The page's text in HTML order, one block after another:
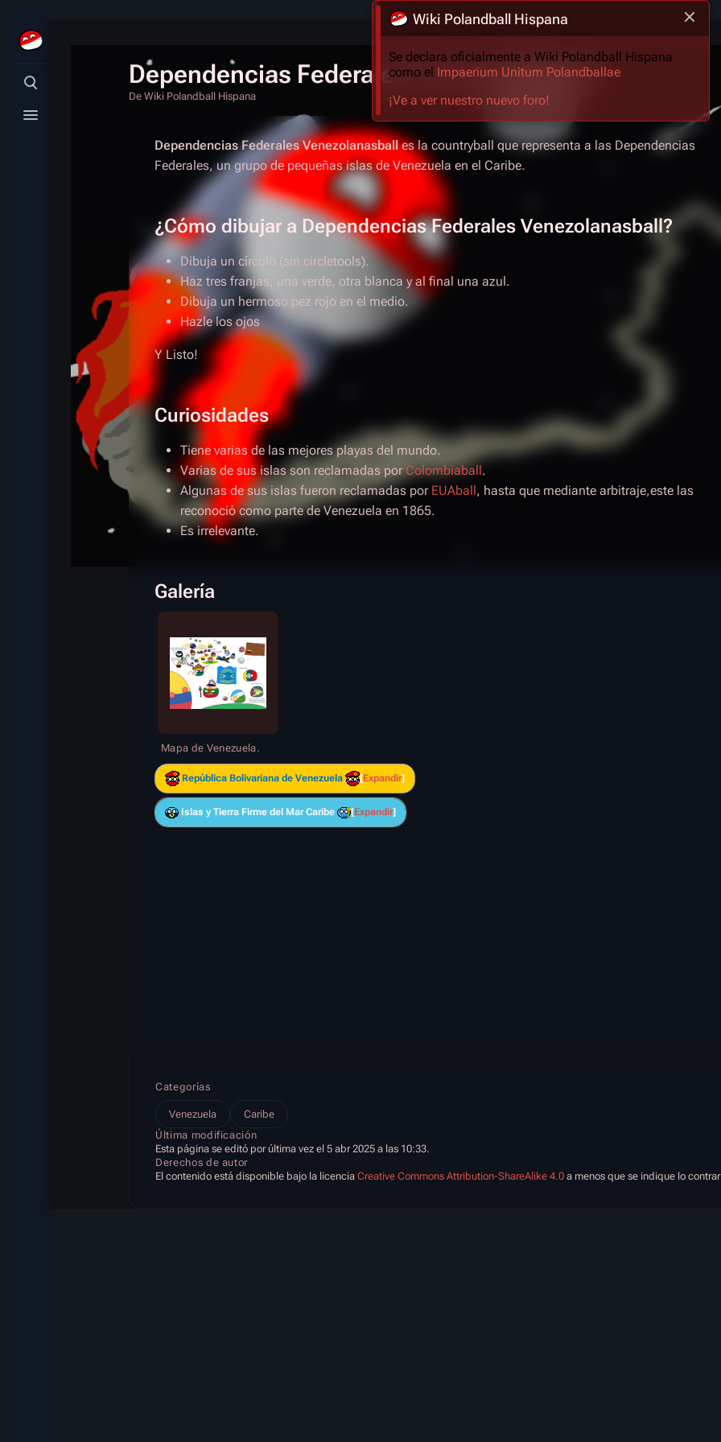
Búsqueda alternativa
Menú alternativo
Wiki Polandball Hispana
Se declara oficialmente a Wiki Polandball Hispana
como el Impaerium Unitum Polandballae
¡Ve a ver nuestro nuevo foro!
Dependencias Federales Venezolanasball
De Wiki Polandball Hispana
Dependencias Federales Venezolanasballes la countryball que representa a las Dependencias
Federales, un grupo de pequeñas islas de Venezuela en el Caribe.
¿Cómo dibujar a Dependencias Federales Venezolanasball?
Dibuja un círculo (sin circletools).
Haz tres franjas, una verde, otra blanca y al final una azul.
Dibuja un hermoso pez rojo en el medio.
Hazle los ojos
Y Listo!
Curiosidades
Tiene varias de las mejores playas del mundo.
Varias de sus islas son reclamadas porColombiaball.
Algunas de sus islas fueron reclamadas por EUAball, hasta que mediante arbitraje,este las
reconoció como parte de Venezuela en 1865.
Es irrelevante.
Galería
Mapa de Venezuela.
Expandir
República Bolivariana de Venezuela
Expandir
Islas y Tierra Firme del Mar Caribe
Categorías
Venezuela
Caribe
Última modificación
Esta página se editó por última vez el 5 abr 2025 a las 10:33.
Derechos de autor
El contenido está disponible bajo la licencia Creative Commons Attribution-ShareAlike 4.0 a menos que se indique lo